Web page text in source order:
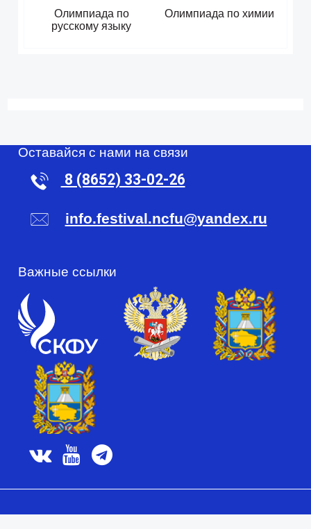
Олимпиада по
русскому языку
Олимпиада по химии
Оставайся с нами на связи
8 (8652) 33-02-26
info.festival.ncfu@yandex.ru
Важные ссылки